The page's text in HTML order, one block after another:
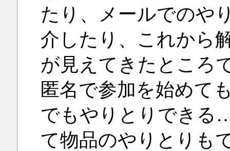
たり、メールでのや
介したり、これから
が見えてきたところ
匿名で参加を始めて
でもやりとりできる
て物品のやりとりも